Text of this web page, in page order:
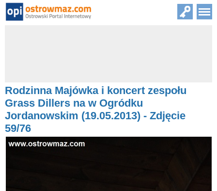
Rodzinna Majówka i koncert zespołu
Grass Dillers na w Ogródku
Jordanowskim (19.05.2013) - Zdjęcie
59/76